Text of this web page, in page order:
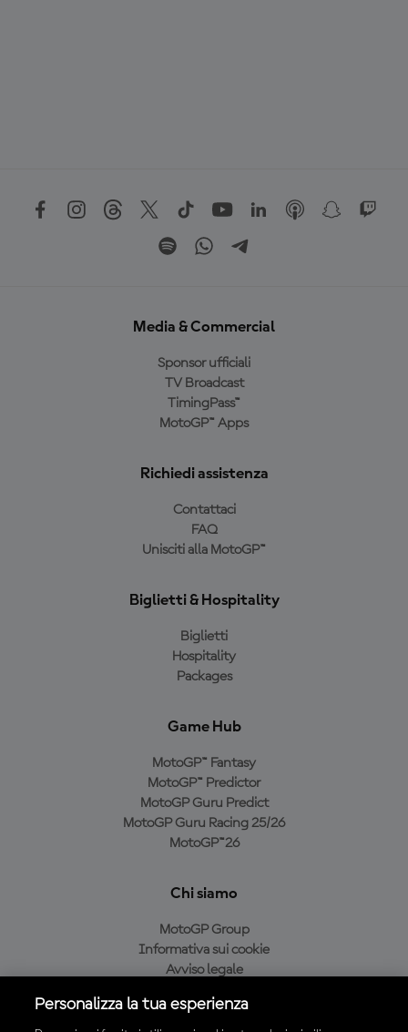
Media & Commercial
Sponsor ufficiali
TV Broadcast
TimingPass™
MotoGP™ Apps
Richiedi assistenza
Contattaci
FAQ
Unisciti alla MotoGP™
Biglietti & Hospitality
Biglietti
Hospitality
Packages
Game Hub
MotoGP™ Fantasy
MotoGP™ Predictor
MotoGP Guru Predict
MotoGP Guru Racing 25/26
MotoGP™26
Chi siamo
MotoGP Group
Informativa sui cookie
Avviso legale
Condizioni di acquisto
Personalizza la tua esperienza